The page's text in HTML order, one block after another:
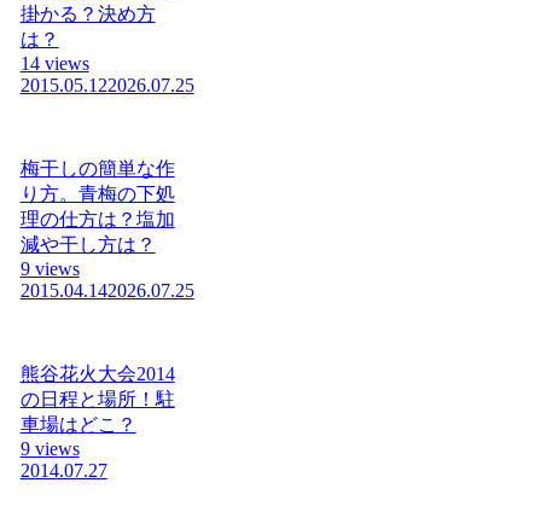
掛かる？決め方
は？
14 views
2015.05.122026.07.25
梅干しの簡単な作
り方。青梅の下処
理の仕方は？塩加
減や干し方は？
9 views
2015.04.142026.07.25
熊谷花火大会2014
の日程と場所！駐
車場はどこ？
9 views
2014.07.27